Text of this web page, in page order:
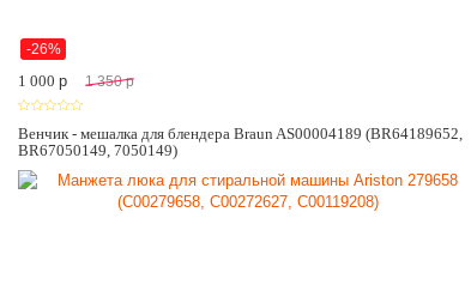
-26%
1 000 p 1 350 p
Венчик - мешалка для блендера Braun AS00004189 (BR64189652,
BR67050149, 7050149)